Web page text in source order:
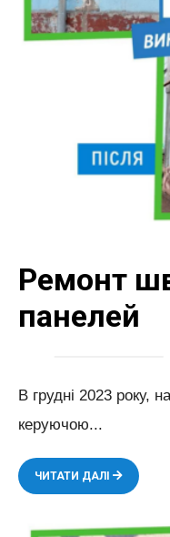
Ремонт
панелей
В грудні 2023 року,
керуючою...
ЧИТАТИ ДАЛІ
РЕМОНТ
ШВІВ